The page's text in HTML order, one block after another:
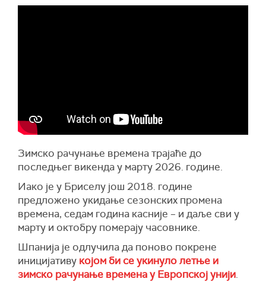
Зимско рачунање времена трајаће до
последњег викенда у марту 2026. године.
Иако је у Бриселу још 2018. године
предложено укидање сезонских промена
времена, седам година касније – и даље сви у
марту и октобру померају часовнике.
Шпанија је одлучила да поново покрене
иницијативу којом би се укинуло летње и
зимско рачунање времена у Европској унији.